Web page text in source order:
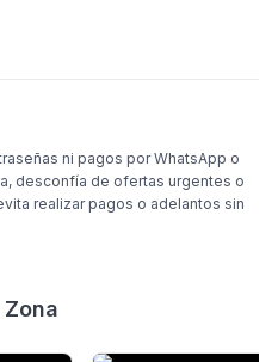
ni pagos por WhatsApp o
desconfía de ofertas urgentes o
realizar pagos o adelantos sin